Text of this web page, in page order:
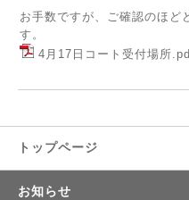
お手数ですが、ご確認のほど
す。
4月17日コート受付場所
トップページ
お知らせ